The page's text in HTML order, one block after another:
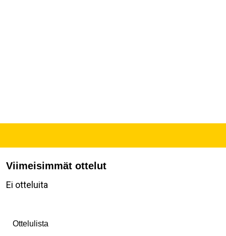
Viimeisimmät ottelut
Ei otteluita
Ottelulista